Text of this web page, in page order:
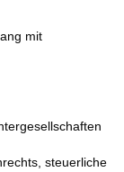
mit
steuerliche